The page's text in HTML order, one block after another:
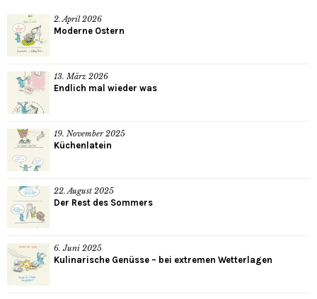
2. April 2026
Moderne Ostern
13. März 2026
Endlich mal wieder was
19. November 2025
Küchenlatein
22. August 2025
Der Rest des Sommers
6. Juni 2025
Kulinarische Genüsse – bei extremen Wetterlagen